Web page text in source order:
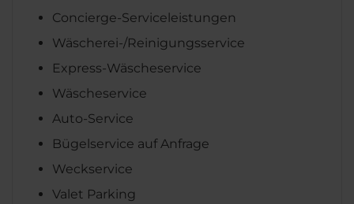
Concierge-Serviceleistungen
Wäscherei-/Reinigungsservice
Express-Wäscheservice
Wäscheservice
Auto-Service
Bügelservice auf Anfrage
Weckservice
Valet Parking